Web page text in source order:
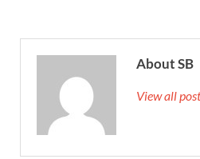
About SB
View all